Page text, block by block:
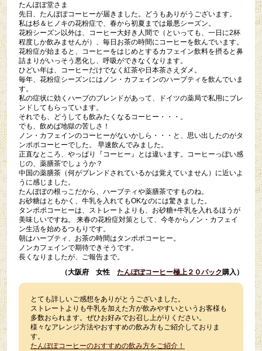
たんぽぽ堂さま
先日、たんぽぽコーヒーが届きました。どうもありがうございます。
私は杉＆ヒノキの花粉症で、春から初夏までは最悪シーズン。
花粉シーズン以外は、コーヒー大好き人間で（といっても、一日に2杯
程度しか飲みませんが）、毎日お茶の時間にコーヒーを飲んでいます。
花粉症が始まると、コーヒーをはじめとするカフェイン飲料を摂ると鼻
詰まりがいっそう悪化し、呼吸ができなくなります。
ひどい年は、コーヒーだけでなく紅茶や日本茶さえダメ。
毎年、花粉症シーズンにはノン・カフェインのハーブティを飲んでいま
す。
私の症状に効くハーブのブレンドがあって、ドイツの薬局で私用にブレ
ンドしてもらっています。
それでも、どうしても飲みたくなるコーヒー・・・。
でも、飲めば地獄の苦しさ！
ノン・カフェインのコーヒーがないかしら・・・と、思い出したのがタ
ンポポコーヒーでした。 早速飲んでみました。
正直なところ、やっぱり『コーヒー』とは違います。コーヒーっぽい感
じの、薬膳茶でしょうか？
中国の薬膳茶（何がブレンドされているかは覚えていません）に近いよ
うに感じました。
たんぽぽの根っこだから、ハーブティや薬膳茶ですものね。
お砂糖はともかく、 牛乳を入れてもOKなのには驚きました。
タンポポコーヒーは、ストレートよりも、お砂糖+牛乳を入れるほうが
美味しいですね。
来春の花粉症対策として、今冬からノン・カフェイ
ン生活を始めるつもりです。
朝はハーブティ、お茶の時間はタンポポコーヒー。
ノンカフェインで期待できそうです。
長くなりましたが、ご報告まで。
（大阪府 女性 たんぽぽコーヒー極上２０パック購入）
とても詳しいご感想をありがとうございました。
ストレートよりも牛乳を加えた方が飲みやすいというお客様も
多数おられます。ぜひお好みでお召し上がりください。
様々なアレンジ方法やおすすめの飲み方もご紹介しておりま
す。
たんぽぽコーヒーのおすすめの飲み方をご紹介！